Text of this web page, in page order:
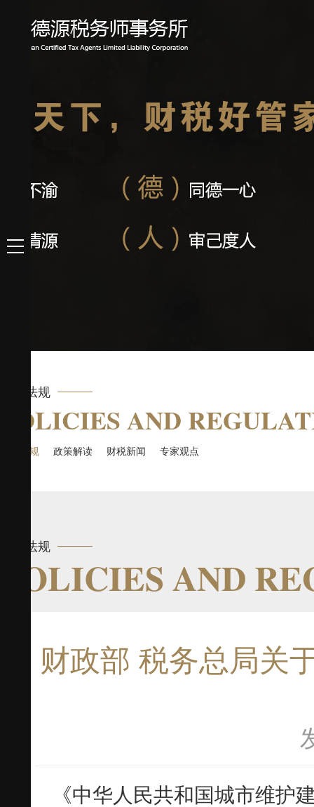
政策法规
POLICIES AND
政策法规 政策解读 财税新闻 专家观点
政策法规
POLICIES AND
财政部 税务总局关
《中华人民共和国城市维护